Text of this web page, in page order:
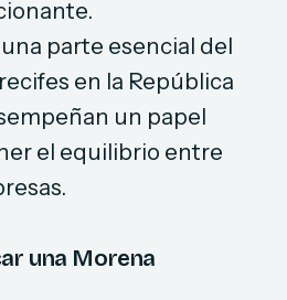
parte esencial del
en la República
un papel
el equilibrio entre
una Morena